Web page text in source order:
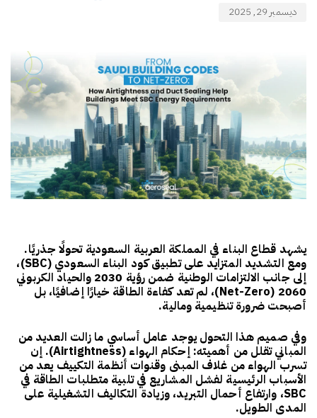
ديسمبر 29, 2025
يشهد قطاع البناء في المملكة العربية السعودية تحولًا جذريًا.
ومع التشديد المتزايد على تطبيقكود البناء السعودي (SBC)
،
إلى جانب الالتزامات الوطنية ضمن رؤية 2030 والحياد الكربوني
2060 (Net-Zero)
، لم تعد كفاءة الطاقة خيارًا إضافيًا، بل
أصبحت ضرورة تنظيمية ومالية.
وفي صميم هذا التحول يوجد عامل أساسي ما زالت العديد من
المباني تقلل من أهميته:إحكام الهواء (Airtightness)
. إن
تسرب الهواء من غلاف المبنى وقنوات أنظمة التكييف يعد من
الأسباب الرئيسية لفشل المشاريع في تلبية متطلبات الطاقة في
SBC، وارتفاع أحمال التبريد، وزيادة التكاليف التشغيلية على
المدى الطويل.